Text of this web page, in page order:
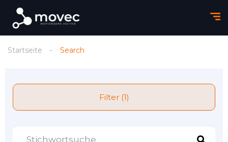
Startseite Search
Filter (1)